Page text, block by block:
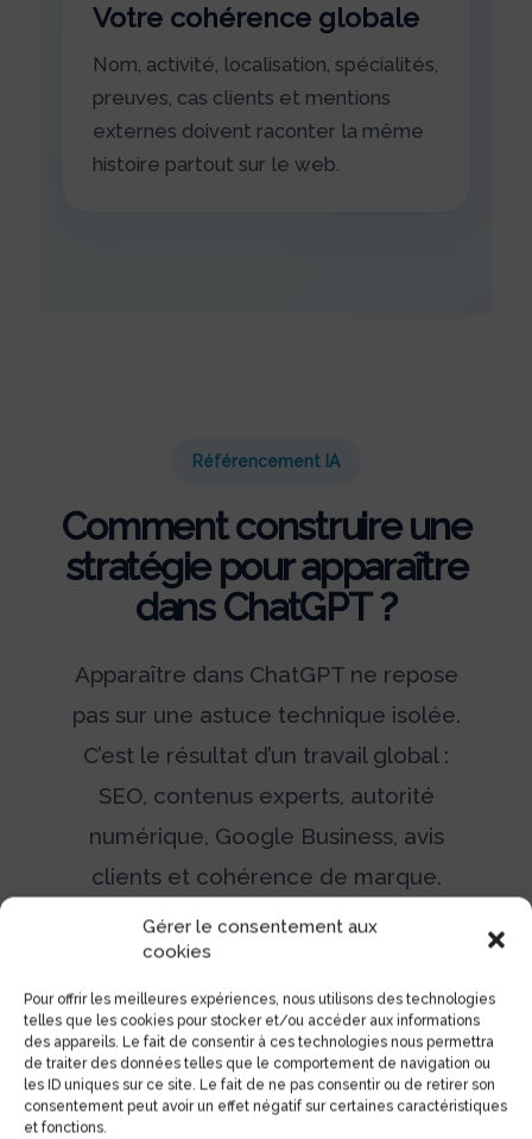
Gérer le consentement aux
cookies
Pour offrir les meilleures expériences, nous utilisons des technologies
telles que les cookies pour stocker et/ou accéder aux informations
des appareils. Le fait de consentir à ces technologies nous permettra
de traiter des données telles que le comportement de navigation ou
les ID uniques sur ce site. Le fait de ne pas consentir ou de retirer son
consentement peut avoir un effet négatif sur certaines caractéristiques
et fonctions.
Votre cohérence globale
Nom, activité, localisation, spécialités,
preuves, cas clients et mentions
externes doivent raconter la même
histoire partout sur le web.
Référencement IA
Comment construire une
stratégie pour apparaître
dans ChatGPT ?
Apparaître dans ChatGPT ne repose
pas sur une astuce technique isolée.
C’est le résultat d’un travail global :
SEO, contenus experts, autorité
numérique, Google Business, avis
clients et cohérence de marque.